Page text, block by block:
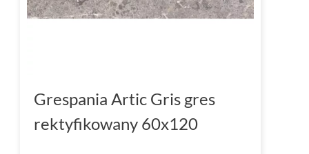
Grespania Artic Gris gres
rektyfikowany 60x120